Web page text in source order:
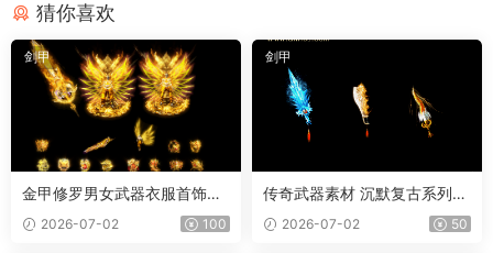
猜你喜欢
剑甲
金甲修罗男女武器衣服首饰套
装 2026-07-02 100
剑甲
传奇武器素材 沉默复古系列
冰魄屠刀 内外观齐全 PNG素
材 3把
2026-07-02 50